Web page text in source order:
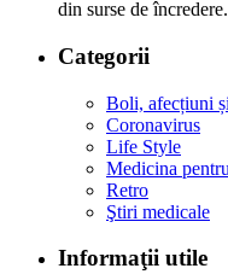
din surse de încredere.
Categorii
Boli, afecțiuni
Coronavirus
Life Style
Medicina
Retro
Ştiri medicale
Informaţii utile